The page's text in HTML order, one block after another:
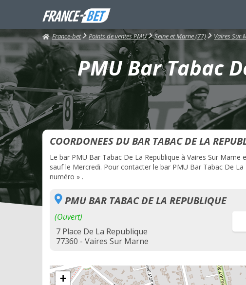
France-bet Points de ventes PMU Seine et Marne (77) Vaires Sur
PMU Bar Tabac
COORDONEES DU BAR TABAC DE LA
Le bar PMU Bar Tabac De La Republique à Vaires Sur
sauf le Mercredi. Pour contacter le bar PMU Bar Tabac De
numéro » .
PMU BAR TABAC DE LA REPUBLIQUE
(Ouvert)
7 Place De La Republique
77360 - Vaires Sur Marne
+